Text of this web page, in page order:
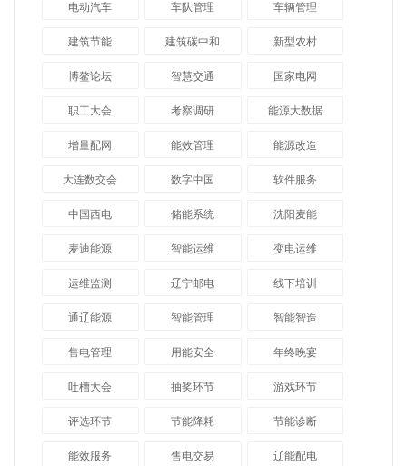
电动汽车 车队管理 车辆管理
建筑节能 建筑碳中和 新型农村
博鳌论坛 智慧交通 国家电网
职工大会 考察调研 能源大数据
增量配网 能效管理 能源改造
大连数交会 数字中国 软件服务
中国西电 储能系统 沈阳麦能
麦迪能源 智能运维 变电运维
运维监测 辽宁邮电 线下培训
通辽能源 智能管理 智能智造
售电管理 用能安全 年终晚宴
吐槽大会 抽奖环节 游戏环节
评选环节 节能降耗 节能诊断
能效服务 售电交易 辽能配电